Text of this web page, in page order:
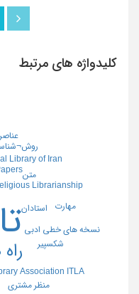
کلیدواژه های مرتبط
Association ITLA
Library of Iran
Librarianship
نسخه های خطی ادبی
استادان
شکسپیر
متن
منظر مشتری
مهارت